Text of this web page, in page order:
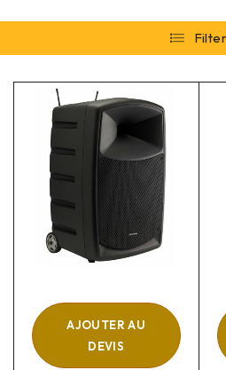
Filter
AJOUTER AU
DEVIS